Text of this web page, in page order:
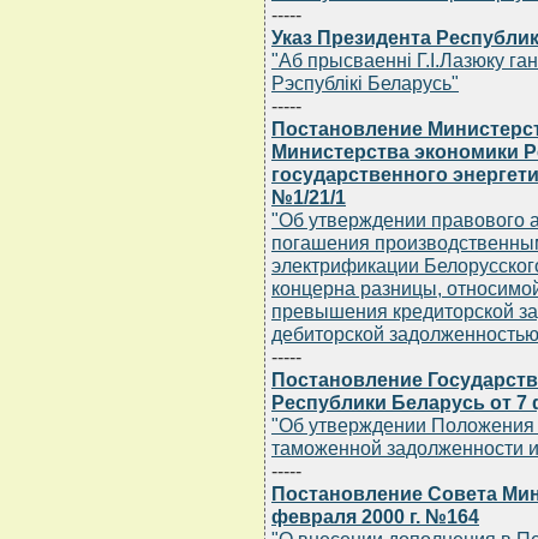
-----
Указ Президента
"Аб прысваеннi Г.I.Лазюку
Рэспублiкi Беларусь"
-----
Постановление
Министерства экономики
государственного
№1/21/1
"Об утверждении правового
погашения
электрификации
концерна разницы,
превышения кредиторской
дебиторской
-----
Постановление
Республики Беларусь от 7
"Об утверждении Положения
таможенной задолженности
-----
Постановление Совета
февраля 2000 г. №164